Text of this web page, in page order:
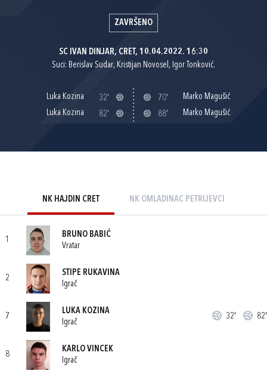
ZAVRŠENO
SC IVAN DINJAR, CRET, 10.04.2022. 16:30
Suci: Berislav Sudar, Kristijan Novosel, Igor Tonković.
Luka Kozina
32'
Luka Kozina
82'
70'
Marko Magušić
88'
Marko Magušić
NK HAJDIN CRET NK OMLADINAC PETRIJEVCI
1
BRUNO BABIĆ
Vratar
2
STIPE RUKAVINA
Igrač
7
LUKA KOZINA
Igrač
32' 82'
8
KARLO VINCEK
Igrač